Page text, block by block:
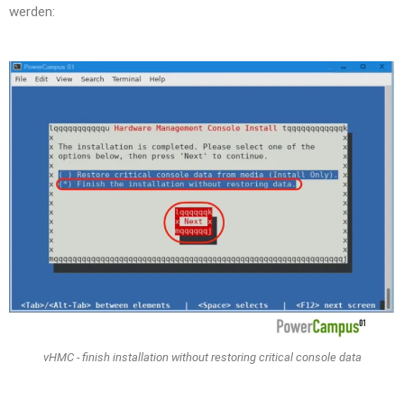
werden:
vHMC - finish installation without restoring critical console data